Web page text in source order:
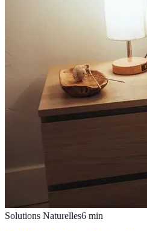
Solutions Naturelles6 min